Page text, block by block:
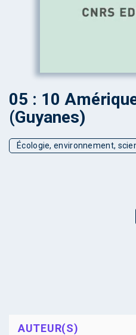
05 : 10
(Guyanes)
Écologie, environnement,
AUTEUR(S)